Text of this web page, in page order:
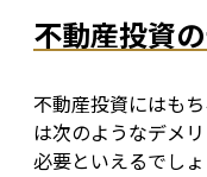
不動産投資
不動産投資にはも
は次のようなデメ
必要といえるでしょ